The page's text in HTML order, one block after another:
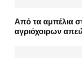
Από τα αμπέλια
αγριόχοιρων